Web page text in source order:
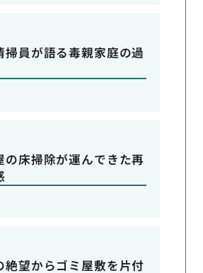
掃員が語る毒親家庭の過
の床掃除が運んできた再
絶望からゴミ屋敷を片付